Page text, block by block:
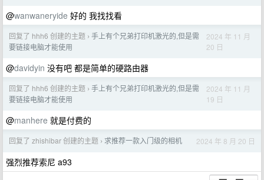
@wanwaneryide 好的 我找找看
回复了 hhh6 创建的主题 › 手上有个兄弟打印机激光的,但是需
要链接电脑才能使用
2024 年 11 月
20 日
@davidyin 没有吧 都是简单的硬路由器
回复了 hhh6 创建的主题 › 手上有个兄弟打印机激光的,但是需
要链接电脑才能使用
2024 年 11 月
19 日
@manhere 就是付费的
回复了 zhishibar 创建的主题 › 求推荐一款入门级的相机 2024 年 8 月 20 日
强烈推荐索尼 a93